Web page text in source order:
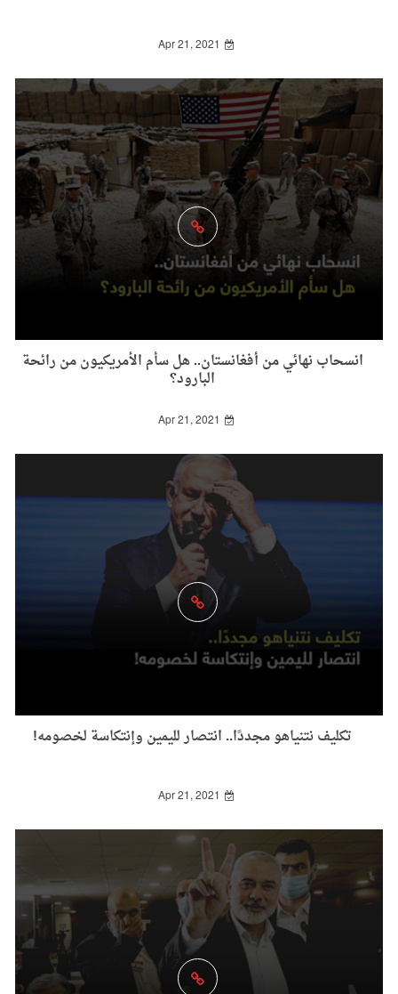
Apr 21, 2021
انسحاب نهائي من أفغانستان.. هل سأم الأمريكيون من رائحة
البارود؟
Apr 21, 2021
تكليف نتنياهو مجددًا.. انتصار لليمين وإنتكاسة لخصومه!
Apr 21, 2021